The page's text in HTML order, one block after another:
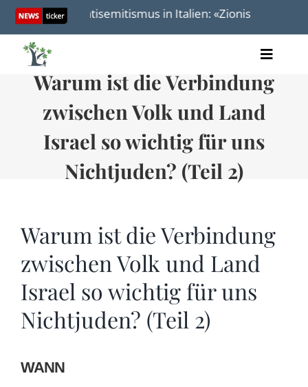
Skip
content
Antisemitismus in Italien: «Zionist» – Das neue
Toggle
Artikel
Audio
Bücher
Termine
Über uns
Spenden
Warum ist die Verbindung
zwischen Volk und Land
Israel so wichtig für uns
Nichtjuden? (Teil 2)
Warum ist die Verbindung
zwischen Volk und Land
Israel so wichtig für uns
Nichtjuden? (Teil 2)
WANN